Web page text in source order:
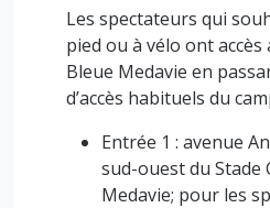
Les spectateurs qui
pied ou à vélo ont accès
Bleue Medavie en
d’accès habituels du
Entrée 1 : avenue
sud-ouest du Stade
Medavie; pour les